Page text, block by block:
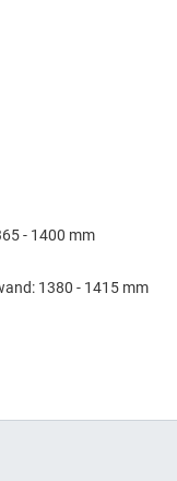
- 1400 mm
1380 - 1415 mm